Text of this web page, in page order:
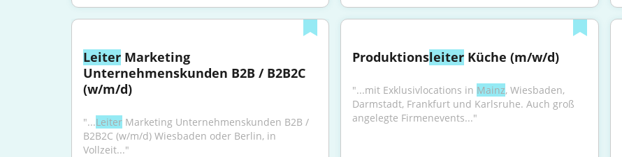
Leiter Marketing
Unternehmenskunden B2B / B2B2C
(w/m/d)
"...Leiter Marketing Unternehmenskunden B2B /
B2B2C (w/m/d) Wiesbaden oder Berlin, in
Vollzeit..."
Produktionsleiter Küche (m/w/d)
"...mit Exklusivlocations in Mainz, Wiesbaden,
Darmstadt, Frankfurt und Karlsruhe. Auch groß
angelegte Firmenevents..."